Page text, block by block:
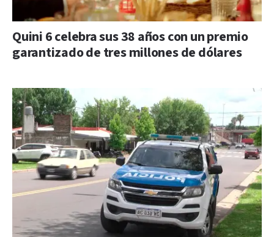
Quini 6 celebra sus 38 años con un premio
garantizado de tres millones de dólares